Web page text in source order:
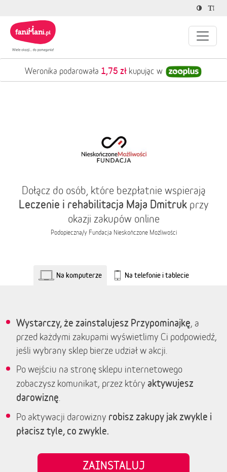
Weronika podarowała 1,75 złkupując w
Dołącz do osób, które bezpłatnie wspierają
Leczenie i rehabilitacja Maja Dmitrukprzy
okazji zakupów online
Podopieczna/y Fundacja Nieskończone Możliwości
Na komputerze Na telefonie i tablecie
Wystarczy, że zainstalujesz Przypominajkę, a
przed każdymi zakupami wyświetlimy Ci podpowiedź,
jeśli wybrany sklep bierze udział w akcji.
Po wejściu na stronę sklepu internetowego
zobaczysz komunikat, przez który aktywujesz
darowiznę
Po aktywacji darowizny robisz zakupy jak zwykle i
płacisz tyle, co zwykle.
ZAINSTALUJ